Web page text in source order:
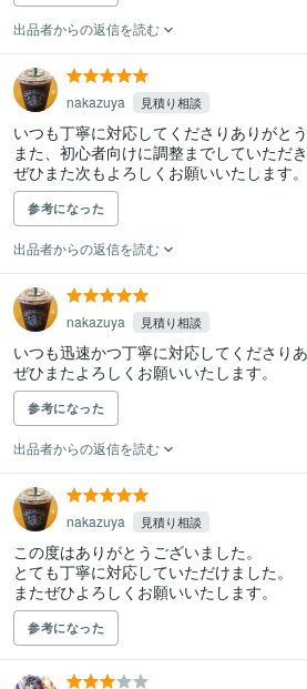
出品者からの返信を読む
nakazuya 見積り相談
いつも丁寧に対応してくださりありがとう
また、初心者向けに調整までしていただ
ぜひまた次もよろしくお願いいたします。
参考になった
出品者からの返信を読む
nakazuya 見積り相談
いつも迅速かつ丁寧に対応してくださり
ぜひまたよろしくお願いいたします。
参考になった
出品者からの返信を読む
nakazuya 見積り相談
この度はありがとうございました。
とても丁寧に対応していただけました。
またぜひよろしくお願いいたします。
参考になった